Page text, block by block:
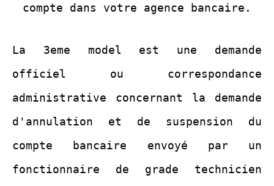
compte dans votre agence bancaire.
La 3eme model est une demande
officiel ou correspondance
administrative concernant la demande
d'annulation et de suspension du
compte bancaire envoyé par un
fonctionnaire de grade technicien